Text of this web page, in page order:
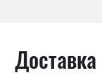
Доставка